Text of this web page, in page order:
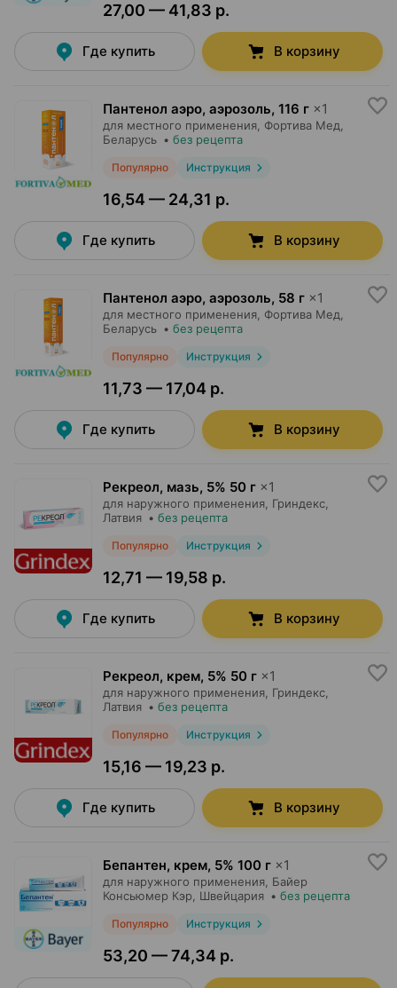
27,00 — 41,83 р.
Где купить В корзину
Пантенол аэро, аэрозоль, 116 г ×1
для местного применения, Фортива Мед
Беларусь • без рецепта
Популярно Инструкция
16,54 — 24,31 р.
Где купить В корзину
Пантенол аэро, аэрозоль, 58 г ×1
для местного применения, Фортива Мед
Беларусь • без рецепта
Популярно Инструкция
11,73 — 17,04 р.
Где купить В корзину
Рекреол, мазь, 5% 50 г ×1
для наружного применения, Гриндекс
Латвия • без рецепта
Популярно Инструкция
12,71 — 19,58 р.
Где купить В корзину
Рекреол, крем, 5% 50 г ×1
для наружного применения, Гриндекс
Латвия • без рецепта
Популярно Инструкция
15,16 — 19,23 р.
Где купить В корзину
Бепантен, крем, 5% 100 г ×1
для наружного применения, Байер
Консьюмер Кэр , Швейцария • без рецепта
Популярно Инструкция
53,20 — 74,34 р.